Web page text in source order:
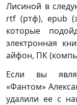
Лисиной в
rtf (ртф), epub
которые
электронная
айфон, ПК
Если вы
«Фантом»
удалили ее с